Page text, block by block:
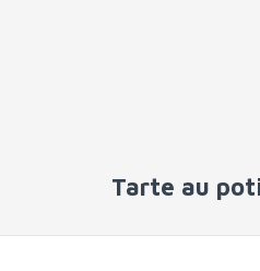
Tarte au